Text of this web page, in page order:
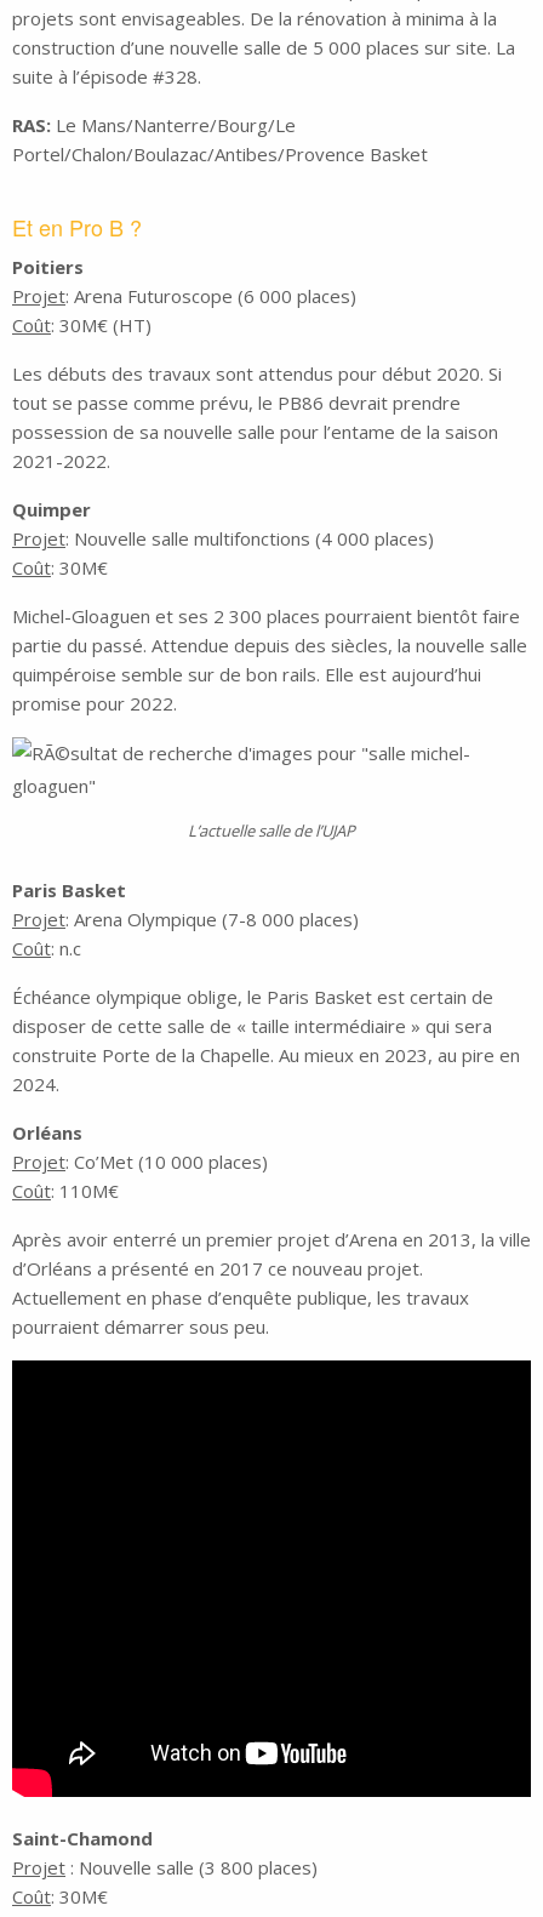
projets sont envisageables. De la rénovation à minima à la
construction d’une nouvelle salle de 5 000 places sur site. La
suite à l’épisode #328.
RAS: Le Mans/Nanterre/Bourg/Le
Portel/Chalon/Boulazac/Antibes/Provence Basket
Et en Pro B ?
Poitiers
Projet: Arena Futuroscope (6 000 places)
Coût: 30M€ (HT)
Les débuts des travaux sont attendus pour début 2020. Si
tout se passe comme prévu, le PB86 devrait prendre
possession de sa nouvelle salle pour l’entame de la saison
2021-2022.
Quimper
Projet: Nouvelle salle multifonctions (4 000 places)
Coût: 30M€
Michel-Gloaguen et ses 2 300 places pourraient bientôt faire
partie du passé. Attendue depuis des siècles, la nouvelle salle
quimpéroise semble sur de bon rails. Elle est aujourd’hui
promise pour 2022.
L’actuelle salle de l’UJAP
Paris Basket
Projet: Arena Olympique (7-8 000 places)
Coût: n.c
Échéance olympique oblige, le Paris Basket est certain de
disposer de cette salle de « taille intermédiaire » qui sera
construite Porte de la Chapelle. Au mieux en 2023, au pire en
2024.
Orléans
Projet: Co’Met (10 000 places)
Coût: 110M€
Après avoir enterré un premier projet d’Arena en 2013, la ville
d’Orléans a présenté en 2017 ce nouveau projet.
Actuellement en phase d’enquête publique, les travaux
pourraient démarrer sous peu.
Saint-Chamond
Projet : Nouvelle salle (3 800 places)
Coût: 30M€